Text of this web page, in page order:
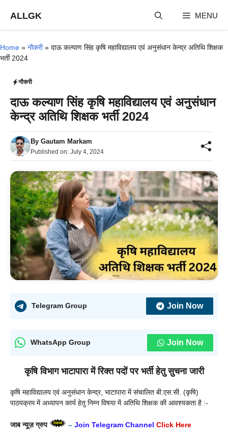
content
ALLGK MENU
Home » नौकरी» दाऊ कल्याण सिंह कृषि महाविद्यालय एवं अनुसंधान केन्द्र अतिथि शिक्षक
भर्ती 2024
नौकरी
दाऊ कल्याण सिंह कृषि महाविद्यालय एवं अनुसंधान
केन्द्र अतिथि शिक्षक भर्ती 2024
By Gautam Markam
Published on: July 4, 2024
Telegram Group Join Now
WhatsApp Group Join Now
कृषि विभाग भाटापारा में रिक्त पदों पर भर्ती हेतु सुचना जारी
कृषि महाविद्यालय एवं अनुसंधान केन्द्र, भाटापारा में संचालित बी.एस.सी. (कृषि)
पाठयक्रम में अध्यापन कार्य हेतु निम्न विषया में अतिथि शिक्षक की आवश्यकता है :-
जाब न्यूज़ ग्रुप – Join Telegram Channel Click Here